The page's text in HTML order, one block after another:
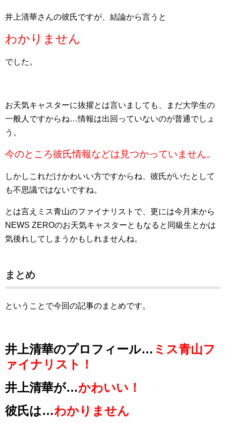
井上清華さんの彼氏ですが、結論から言うと
わかりません
でした。
お天気キャスターに抜擢とは言いましても、まだ大学生の
一般人ですからね…情報は出回っていないのが普通でしょ
う。
今のところ彼氏情報などは見つかっていません。
しかしこれだけかわいい方ですからね、彼氏がいたとして
も不思議ではないですね。
とは言えミス青山のファイナリストで、更には今月末から
NEWS ZEROのお天気キャスターともなると同級生とかは
気後れしてしまうかもしれませんね。
まとめ
ということで今回の記事のまとめです。
井上清華のプロフィール… ミス青山フ
ァイナリスト！
井上清華が…かわいい！
彼氏は…わかりません